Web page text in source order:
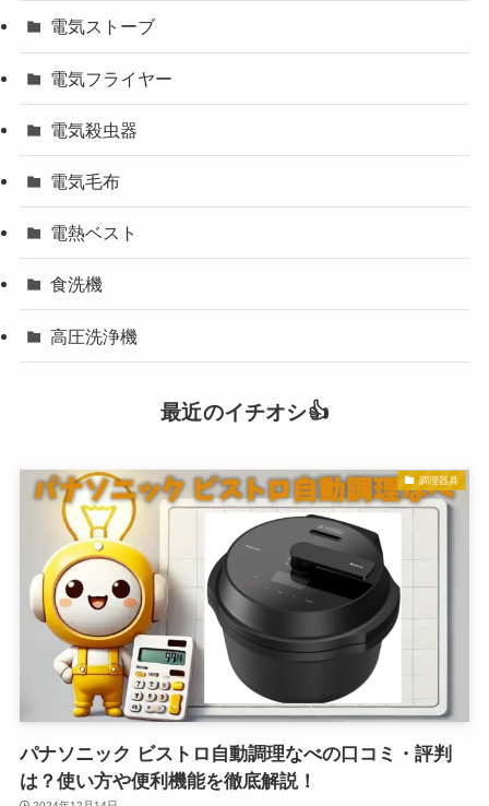
電気ストーブ
電気フライヤー
電気殺虫器
電気毛布
電熱ベスト
食洗機
高圧洗浄機
最近のイチオシ👍
調理器具
パナソニック ビストロ自動調理なべの口コミ・評判
は？使い方や便利機能を徹底解説！